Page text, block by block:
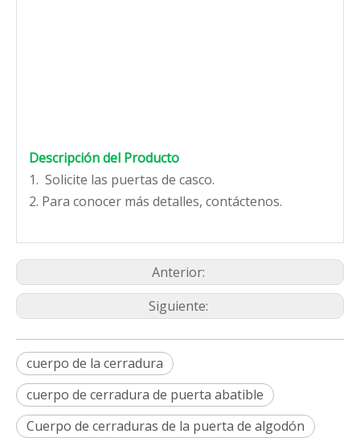
Descripción del Producto
1. Solicite las puertas de casco.
2. Para conocer más detalles, contáctenos.
Anterior:
Siguiente:
cuerpo de la cerradura
cuerpo de cerradura de puerta abatible
Cuerpo de cerraduras de la puerta de algodón